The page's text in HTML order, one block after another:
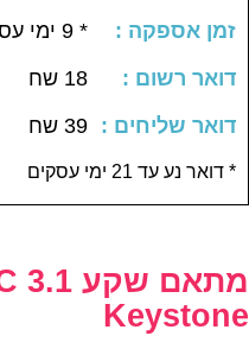
: זמן אספקה
* 9 ימי עסקים
: דואר רשום
18 שח
: דואר שליחים
39 שח
דואר נע עד 21 ימי עסקים *
Keystone